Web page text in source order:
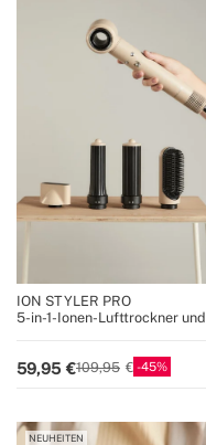
ION STYLER PRO
5-in-1-Ionen-Lufttrockner und
59,95 109,95 45
NEUHEITEN